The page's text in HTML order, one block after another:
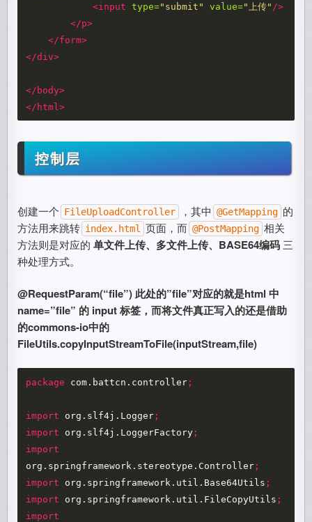
<input
type="submit" value="上传" />
</p>
</form>
</div>
</body>
</html>
控制层
创建一个 FileUploadController ，其中 @GetMapping 的
方法用来跳转 index.html 页面，而 @PostMapping 相关
方法则是对应的单文件上传、多文件上传、BASE64编码 三
种处理方式。
@RequestParam(“file”) 此处的”file”对应的就是html 中
name=”file” 的 input 标签，而将文件真正写入的还是借助
的commons-io中的
FileUtils.copyInputStreamToFile(inputStream,file)
package com.battcn.controller ;
import org.slf4j.Logger ;
import
org.slf4j.LoggerFactory ;
import
org.springframework.stereotype.Controller ;
import
org.springframework.util.Base64Utils ;
import
org.springframework.util.FileCopyUtils ;
import